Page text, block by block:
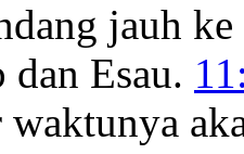
jauh ke
dan Esau.